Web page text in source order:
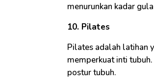
menurunkan kadar
10. Pilates
Pilates adalah latihan
memperkuat inti
postur tubuh.